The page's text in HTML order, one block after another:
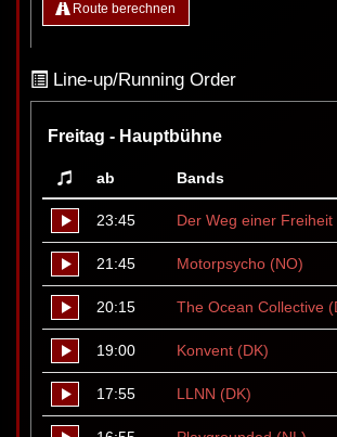
Route berechnen
Line-up/Running Order
Freitag - Hauptbühne
ab Bands
23:45 Der Weg einer Freiheit
21:45 Motorpsycho (NO)
20:15 The Ocean Collective
19:00 Konvent (DK)
17:55 LLNN (DK)